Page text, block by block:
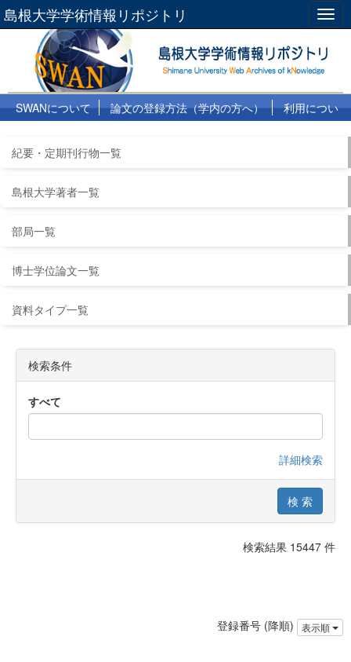
島根大学学術情報リポジトリ
SWANについて 論文の登録方法（学内の方へ）
利用につい
紀要・定期刊行物一覧
島根大学著者一覧
部局一覧
博士学位論文一覧
資料タイプ一覧
検索条件
すべて
詳細検索
検索結果 15447 件
登録番号 (降順) 表示順